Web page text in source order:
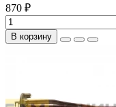
870 ₽
В корзину